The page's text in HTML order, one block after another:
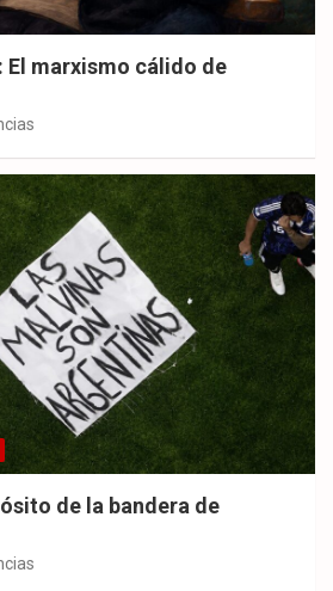
El marxismo cálido de
de la bandera de